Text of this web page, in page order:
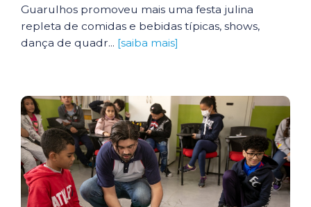
Guarulhos promoveu mais uma festa julina
repleta de comidas e bebidas típicas, shows,
dança de quadr... [saiba mais]